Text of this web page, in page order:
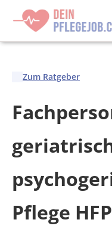
Zum Ratgeber
Pflege